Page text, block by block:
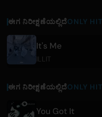
ಈಗ ನಿರೀಕ್ಷಣೆಯಲ್ಲಿದೆONLY
It's Me
ILLIT
ಈಗ ನಿರೀಕ್ಷಣೆಯಲ್ಲಿದೆONLY
You Got It